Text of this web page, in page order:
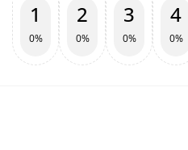
1
0%
2
0%
3
0%
4
0%